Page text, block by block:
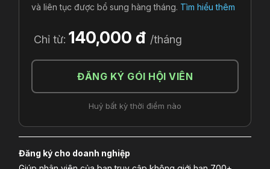
và liên tục được bổ sung hàng tháng. Tìm hiểu thêm
Chỉ từ: 140,000 đ /tháng
ĐĂNG KÝ GÓI HỘI VIÊN
Huỷ bất kỳ thời điểm nào
Đăng ký cho doanh nghiệp